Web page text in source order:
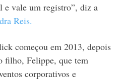
e vale um registro”, diz a
Reis.
começou em 2013, depois
filho, Felippe, que tem
corporativos e